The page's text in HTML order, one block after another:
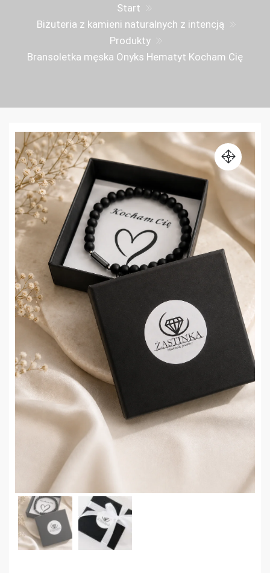
Start
Biżuteria z kamieni naturalnych z intencją
Produkty
Bransoletka męska Onyks Hematyt Kocham Cię